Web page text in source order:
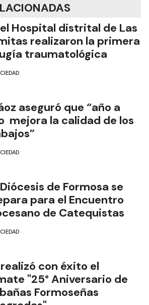
el Hospital distrital de Las
realizaron la primera
traumatológica
aseguró que “año a
mejora la calidad de los
de Formosa se
para el Encuentro
de Catequistas
con éxito el
"25° Aniversario de
Formoseñas